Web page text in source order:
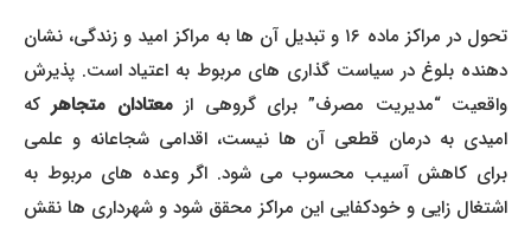
تحول در مراکز ماده ۱۶ و تبدیل آن ها به مراکز امید و زندگی، نشان
دهنده بلوغ در سیاست گذاری های مربوط به اعتیاد است. پذیرش
واقعیت “مدیریت مصرف” برای گروهی از معتادان متجاهرکه
امیدی به درمان قطعی آن ها نیست، اقدامی شجاعانه و علمی
برای کاهش آسیب محسوب می شود. اگر وعده های مربوط به
اشتغال زایی و خودکفایی این مراکز محقق شود و شهرداری ها نقش